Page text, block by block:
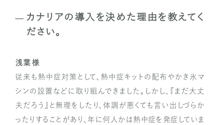
カナリアの導入を決めた理由を教えてく
ださい。
浅葉 様
従来も熱中症対策として、熱中症キットの配布やかき氷マ
シンの設置などに取り組んできました。しかし、『まだ大丈
夫だろう』と無理をしたり、体調が悪くても言い出しづらか
ったりすることがあり、年に何人かは熱中症を発症していま